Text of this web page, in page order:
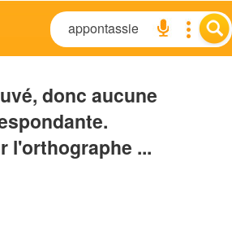
donc aucune
l'orthographe ...